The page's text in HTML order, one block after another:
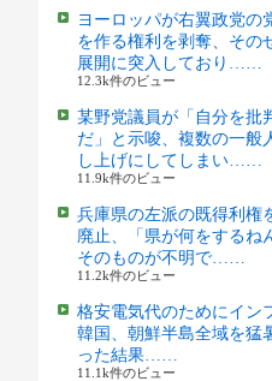
ヨーロッパが右翼政党の
を作る権利を剥奪、その
展開に突入しており……
12.3k件のビュー
某野党議員が「自分を批
だ」と示唆、複数の一般
し上げにしてしまい……
11.9k件のビュー
兵庫県の左派の既得利権
廃止、「県が何をするね
そのものが不明で……
11.2k件のビュー
格安電気代のためにイン
韓国、朝鮮半島全域を猛
った結果……
11.1k件のビュー